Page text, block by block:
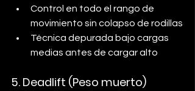
Control en todo el rango de
movimiento sin colapso de rodillas
Técnica depurada bajo cargas
medias antes de cargar alto
5. Deadlift (Peso muerto)